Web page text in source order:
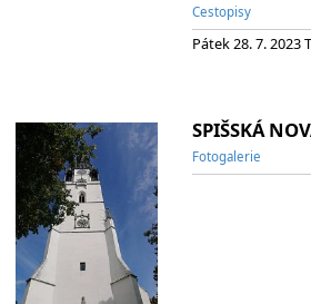
Cestopisy
Pátek 28. 7. 2023
SPIŠSKÁ
Fotogalerie